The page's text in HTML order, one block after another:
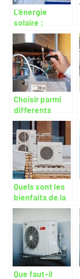
L’énergie
solaire :
comment est-
elle produite et
qu’elles sont
les avantages ?
Choisir parmi
differents
types de
chauffe-eaux
ecoenergetiques
Quels sont les
bienfaits de la
pompe a
chaleur air-eau
Que faut-il